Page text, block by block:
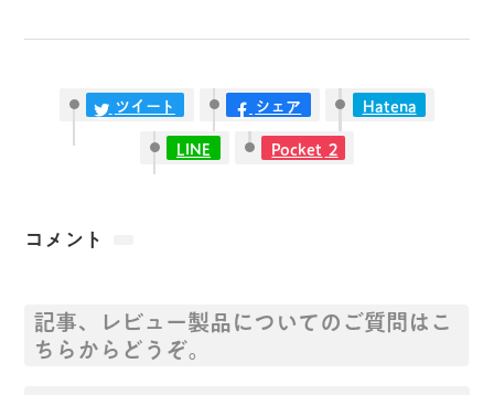
ツイート シェア Hatena
LINE Pocket 2
コメント
記事、レビュー製品についてのご質問はこ
ちらからどうぞ。